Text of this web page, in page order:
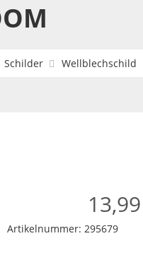
Schilder Wellblechschild
Artikelnummer:295679